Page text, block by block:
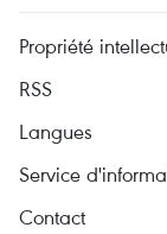
Propriété
RSS
Langues
Service
Contact